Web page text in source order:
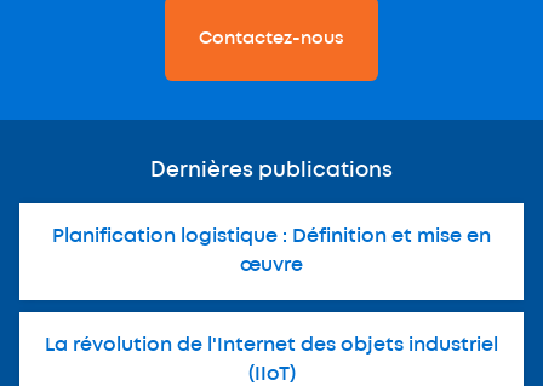
Contactez-nous
Dernières publications
Planification logistique : Définition et mise en
œuvre
La révolution de l'Internet des objets industriel
(IIoT)